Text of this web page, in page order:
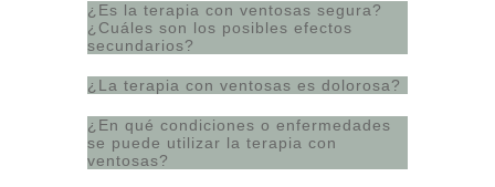
¿Es la terapia con ventosas segura?
¿Cuáles son los posibles efectos
secundarios?
¿La terapia con ventosas es dolorosa?
¿En qué condiciones o enfermedades
se puede utilizar la terapia con
ventosas?